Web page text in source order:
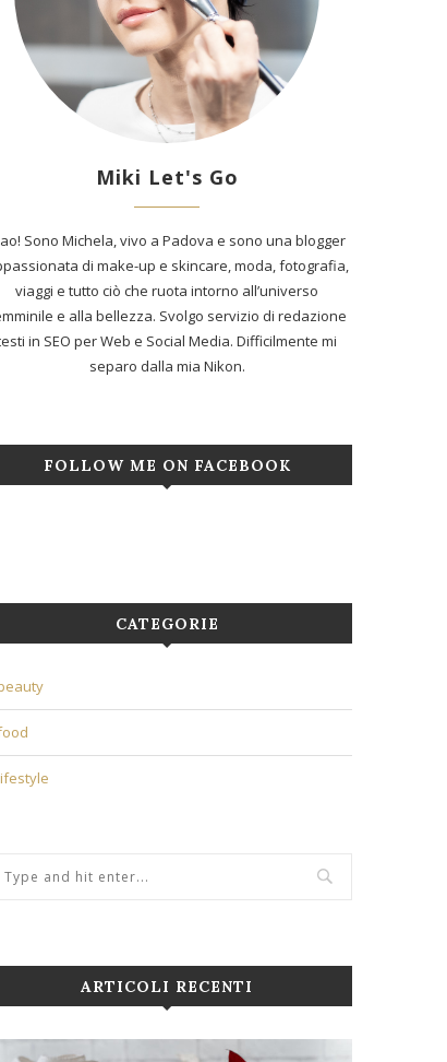
Miki Let's Go
Sono Michela, vivo a Padova e sono una blogger
di make-up e skincare, moda, fotografia,
viaggi e tutto ciò che ruota intorno all’universo
e alla bellezza. Svolgo servizio di redazione
in SEO per Web e Social Media. Difficilmente mi
separo dalla mia Nikon.
FOLLOW ME ON FACEBOOK
CATEGORIE
ARTICOLI RECENTI